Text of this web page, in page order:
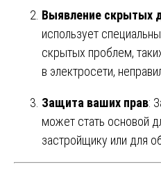
Выявление скрытых
использует
скрытых проблем,
в электросети,
Защита ваших прав:
может стать основой
застройщику или для